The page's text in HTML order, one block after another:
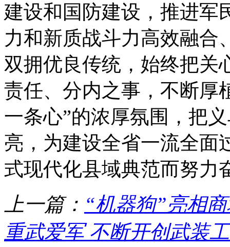
建设和国防建设，推进军
力和新质战斗力高效融合
双拥优良传统，始终把关
责任、分内之事，不断厚
一条心”的浓厚氛围，把
亮，为建设全省一流全面
式现代化县域典范而努力
上一篇： “机器狗”亮相
重武爱军 不断开创武装